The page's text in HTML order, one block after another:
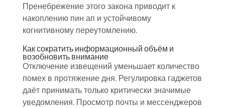
Пренебрежение этого закона приводит к
накоплению пин ап и устойчивому
когнитивному переутомлению.
Как сократить информационный объём и
возобновить внимание
Отключение извещений уменьшает количество
помех в протяжение дня. Регулировка гаджетов
даёт принимать только критически значимые
уведомления. Просмотр почты и мессенджеров